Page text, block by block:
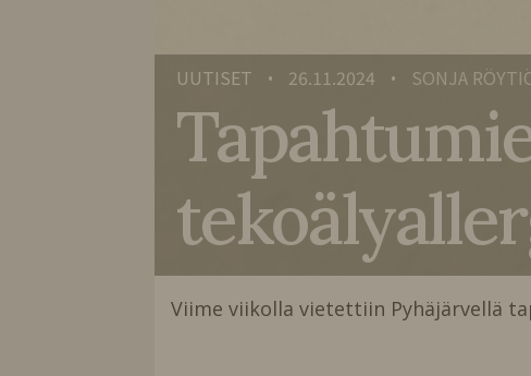
UUTISET • 26.11.2024 • SONJA
Viime viikolla vietettiin Pyhäjärvellä